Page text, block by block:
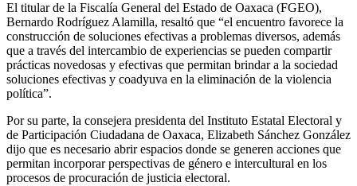
El titular de la Fiscalía General del Estado de Oaxaca (FGEO),
Bernardo Rodríguez Alamilla, resaltó que “el encuentro favorece la
construcción de soluciones efectivas a problemas diversos, además
que a través del intercambio de experiencias se pueden compartir
prácticas novedosas y efectivas que permitan brindar a la sociedad
soluciones efectivas y coadyuva en la eliminación de la violencia
política”.
Por su parte, la consejera presidenta del Instituto Estatal Electoral y
de Participación Ciudadana de Oaxaca, Elizabeth Sánchez González
dijo que es necesario abrir espacios donde se generen acciones que
permitan incorporar perspectivas de género e intercultural en los
procesos de procuración de justicia electoral.